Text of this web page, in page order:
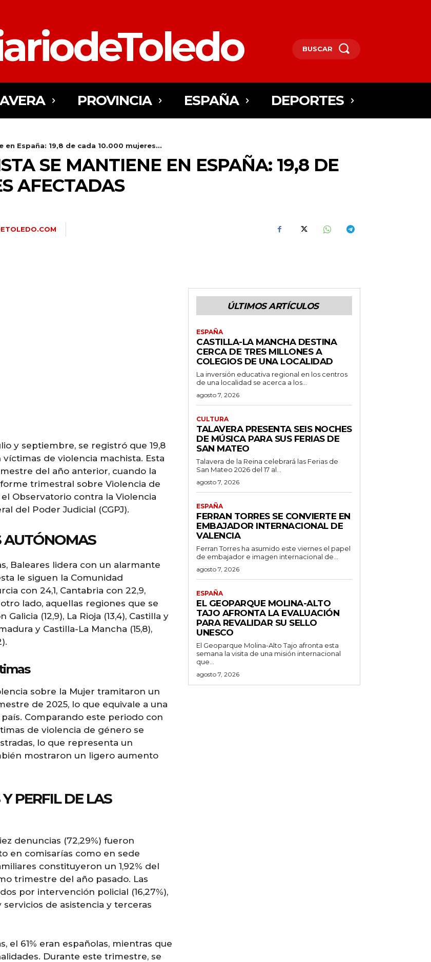
BUSCAR
PROVINCIA ESPAÑA DEPORTES
España: 19,8 de cada 10.000 mujeres...
SE MANTIENE EN ESPAÑA: 19,8 DE
AFECTADAS
y septiembre, se registró que 19,8
de violencia machista. Esta
del año anterior, cuando la
trimestral sobre Violencia de
Observatorio contra la Violencia
del Poder Judicial (CGPJ).
AUTÓNOMAS
Baleares lidera con un alarmante
le siguen la Comunidad
con 24,1, Cantabria con 22,9,
lado, aquellas regiones que se
(12,9), La Rioja (13,4), Castilla y
y Castilla-La Mancha (15,8),
sobre la Mujer tramitaron un
de 2025, lo que equivale a una
Comparando este periodo con
de violencia de género se
lo que representa un
mostraron un ligero aumento
PERFIL DE LAS
denuncias (72,29%) fueron
en comisarías como en sede
constituyeron un 1,92% del
trimestre del año pasado. Las
por intervención policial (16,27%),
de asistencia y terceras
el 61% eran españolas, mientras que
Durante este trimestre, se
ÚLTIMOS ARTÍCULOS
ESPAÑA
CASTILLA-LA MANCHA DESTINA
CERCA DE TRES MILLONES A
COLEGIOS DE UNA LOCALIDAD
La inversión educativa regional en los centros
de una localidad se acerca a los...
agosto 7, 2026
CULTURA
TALAVERA PRESENTA SEIS NOCHES
DE MÚSICA PARA SUS FERIAS DE
SAN MATEO
Talavera de la Reina celebrará las Ferias de
San Mateo 2026 del 17 al...
agosto 7, 2026
ESPAÑA
FERRAN TORRES SE CONVIERTE EN
EMBAJADOR INTERNACIONAL DE
VALENCIA
Ferran Torres ha asumido este viernes el papel
de embajador e imagen internacional de...
agosto 7, 2026
ESPAÑA
EL GEOPARQUE MOLINA-ALTO
TAJO AFRONTA LA EVALUACIÓN
PARA REVALIDAR SU SELLO
UNESCO
El Geoparque Molina-Alto Tajo afronta esta
semana la visita de una misión internacional
que...
agosto 7, 2026